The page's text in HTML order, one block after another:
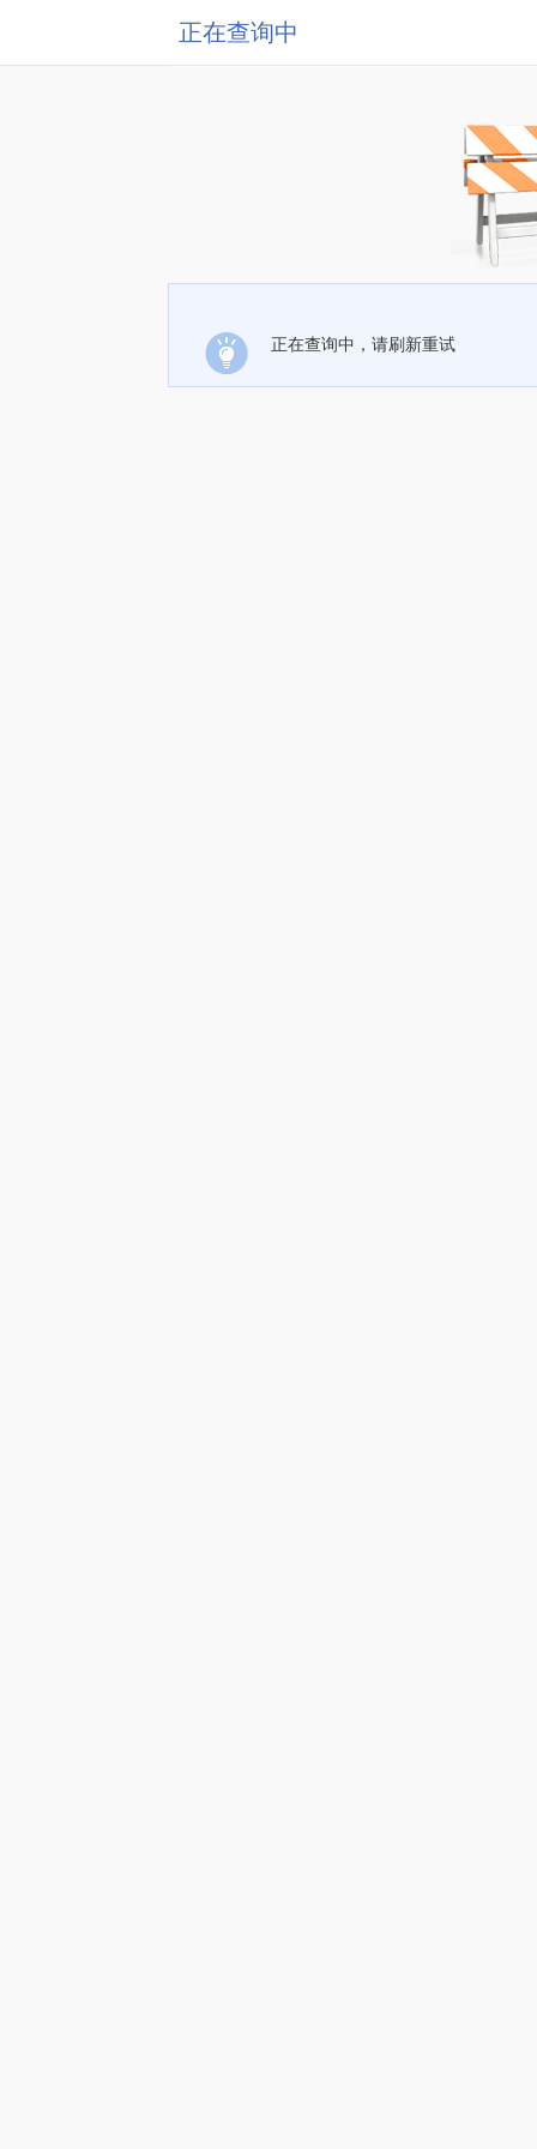
正在查询中
正在查询中，请刷新重试